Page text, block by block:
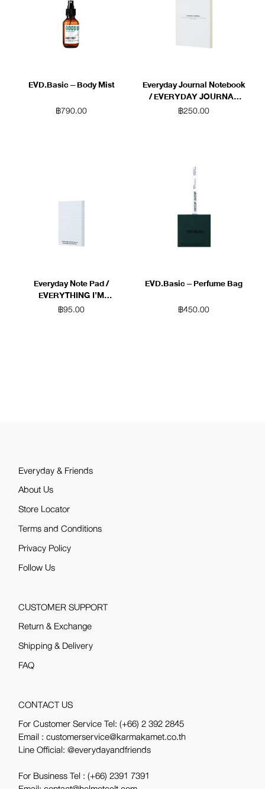
EVD.Basic – Body Mist
฿790.00
Everyday Journal Notebook
/ EVERYDAY JOURNAL
(White)
฿250.00
Everyday Note Pad /
EVERYTHING I’M
SUPPOSED TO
฿95.00
EVD.Basic – Perfume Bag
฿450.00
Everyday & Friends
About Us
Store Locator
Terms and Conditions
Privacy Policy
Follow Us
CUSTOMER SUPPORT
Return & Exchange
Shipping & Delivery
FAQ
CONTACT US
For Customer Service Tel:(+66) 2 392 2845
Email : customerservice@karmakamet.co.th
Line Official:@everydayandfriends
For Business Tel :(+66) 2391 7391